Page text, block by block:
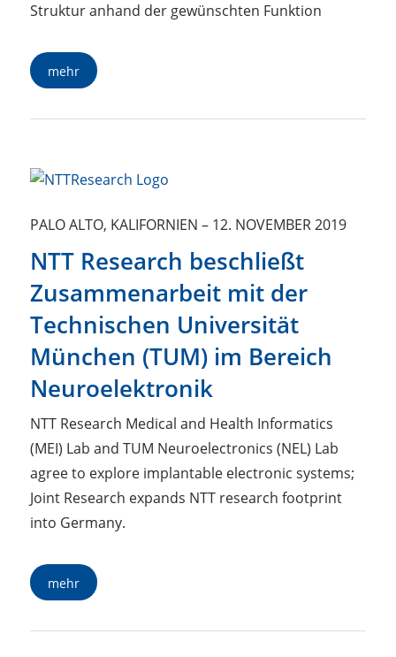
Struktur anhand der gewünschten Funktion
mehr
PALO ALTO, KALIFORNIEN – 12. NOVEMBER 2019
NTT Research beschließt
Zusammenarbeit mit der
Technischen Universität
München (TUM) im Bereich
Neuroelektronik
NTT Research Medical and Health Informatics
(MEI) Lab and TUM Neuroelectronics (NEL) Lab
agree to explore implantable electronic systems;
Joint Research expands NTT research footprint
into Germany.
mehr